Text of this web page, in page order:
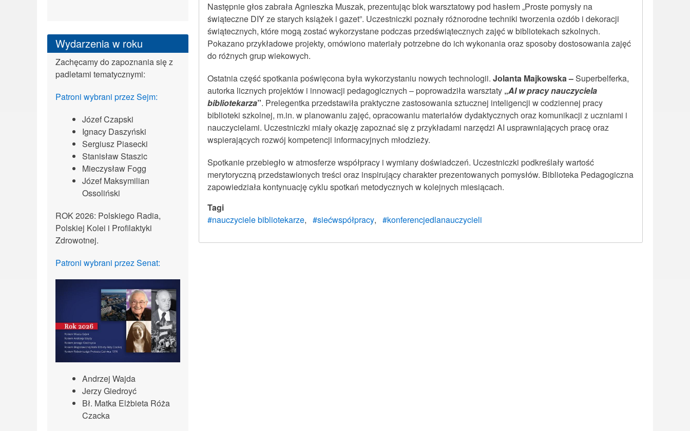
Następnie głos zabrała Agnieszka Muszak, prezentując blok warsztatowy pod hasłem „Proste pomysły na
świąteczne DIY ze starych książek i gazet”. Uczestniczki poznały różnorodne techniki tworzenia ozdób i dekoracji
świątecznych, które mogą zostać wykorzystane podczas przedświątecznych zajęć w bibliotekach szkolnych.
Pokazano przykładowe projekty, omówiono materiały potrzebne do ich wykonania oraz sposoby dostosowania zajęć
do różnych grup wiekowych.
Ostatnia część spotkania poświęcona była wykorzystaniu nowych technologii. Jolanta Majkowska –Superbelferka,
autorka licznych projektów i innowacji pedagogicznych – poprowadziła warsztaty „AI w pracy nauczyciela
bibliotekarza”. Prelegentka przedstawiła praktyczne zastosowania sztucznej inteligencji w codziennej pracy
biblioteki szkolnej, m.in. w planowaniu zajęć, opracowaniu materiałów dydaktycznych oraz komunikacji z uczniami i
nauczycielami. Uczestniczki miały okazję zapoznać się z przykładami narzędzi AI usprawniających pracę oraz
wspierających rozwój kompetencji informacyjnych młodzieży.
Spotkanie przebiegło w atmosferze współpracy i wymiany doświadczeń. Uczestniczki podkreślały wartość
merytoryczną przedstawionych treści oraz inspirujący charakter prezentowanych pomysłów. Biblioteka Pedagogiczna
zapowiedziała kontynuację cyklu spotkań metodycznych w kolejnych miesiącach.
Tagi
#nauczyciele bibliotekarze
#siećwspółpracy #konferencjedlanauczycieli
Wydarzenia w roku
Zachęcamy do zapoznania się z
padletami tematycznymi:
Patroni wybrani przez Sejm:
Józef Czapski
Ignacy Daszyński
Sergiusz Piasecki
Stanisław Staszic
Mieczysław Fogg
Józef Maksymilian
Ossoliński
ROK 2026: Polskiego Radia,
Polskiej Kolei i Profilaktyki
Zdrowotnej.
Patroni wybrani przez Senat:
Andrzej Wajda
Jerzy Giedroyć
Bł. Matka Elżbieta Róża
Czacka